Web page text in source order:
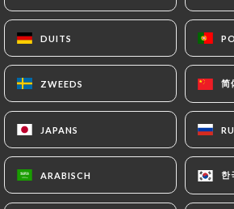
DUITS
ZWEEDS 简
JAPANS
ARABISCH 한
HOME/CONTACT
Contact
Le Petit
DUITS
ZWEEDS 简
JAPANS
ARABISCH 한